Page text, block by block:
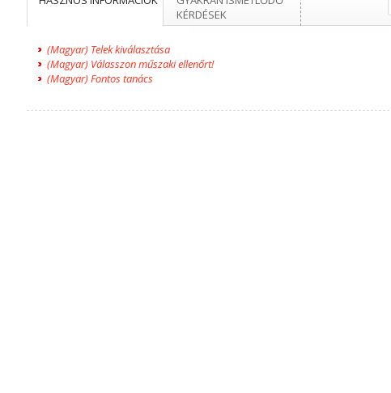
KÉRDÉSEK
(Magyar) Telek kiválasztása
(Magyar) Válasszon műszaki ellenőrt!
(Magyar) Fontos tanács